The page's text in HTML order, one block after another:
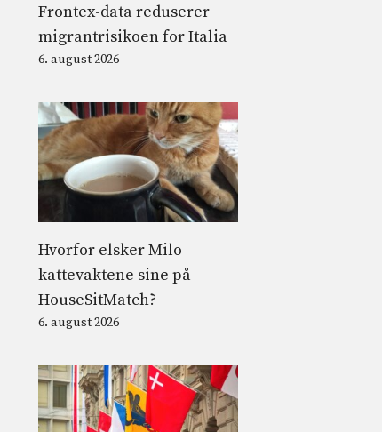
Frontex-data reduserer
migrantrisikoen for Italia
6. august 2026
Hvorfor elsker Milo
kattevaktene sine på
HouseSitMatch?
6. august 2026